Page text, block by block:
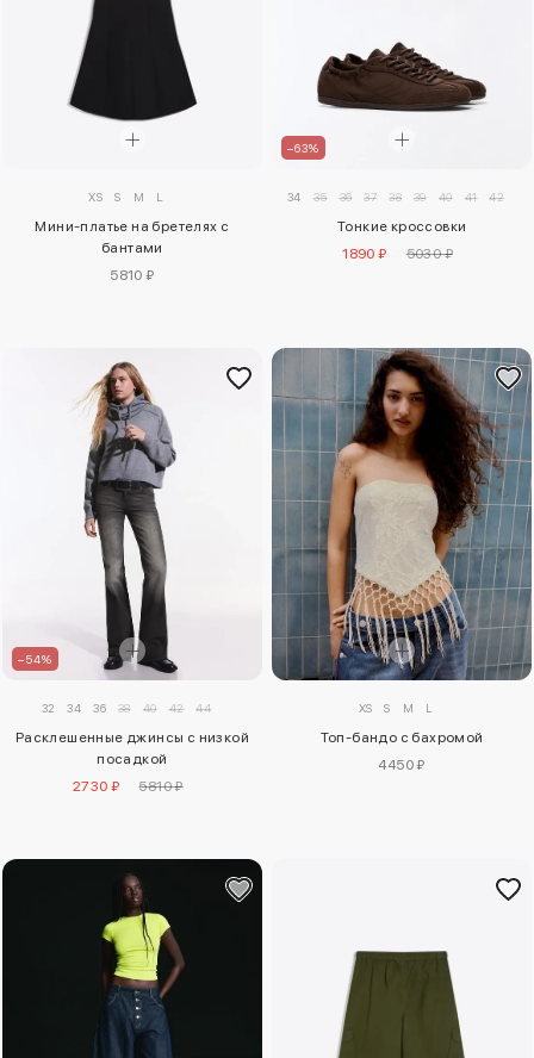
XS S M L
Мини-платье на бретелях с
бантами
5810 ₽
–63%
34 35 36 37 38 39 40 41 42
Тонкие кроссовки
1890 ₽
5030 ₽
–54%
32 34 36 38 40 42 44
Расклешенные джинсы с низкой
посадкой
2730 ₽
5810 ₽
XS S M L
Топ-бандо с бахромой
4450 ₽